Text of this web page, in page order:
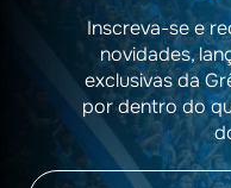
Inscreva-se e
novidades,
exclusivas da
por dentro do